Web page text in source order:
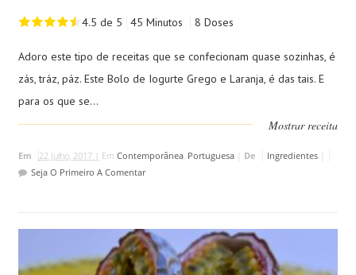
4.5 de 5 45 Minutos 8 Doses
Adoro este tipo de receitas que se confecionam quase sozinhas, é
zás, tráz, páz. Este Bolo de Iogurte Grego e Laranja, é das tais. E
para os que se...
Mostrar receita
Em 22 Julho, 2017 | Em Contemporânea, Portuguesa| De Ingredientes|
Seja O Primeiro A Comentar